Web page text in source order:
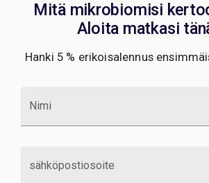
Mitä mikrobiomisi
Aloita matkasi
Hanki 5 % erikoisalennus
Nimi
sähköpostiosoite